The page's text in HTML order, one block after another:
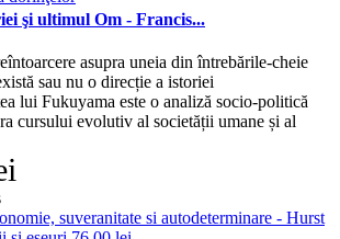
şi ultimul Om - Francis...
asupra uneia din întrebările-cheie
sau nu o direcție a istoriei
lui Fukuyama este o analiză socio-politică
cursului evolutiv al societății umane și al